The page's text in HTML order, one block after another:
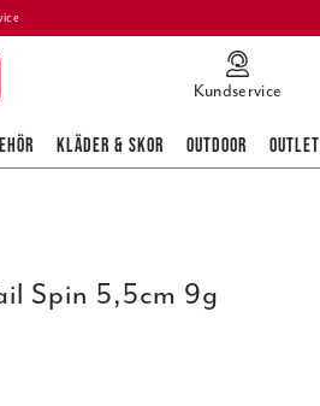
Kundservice
KLÄDER & SKOR OUTDOOR OUTLET
Spin 5,5cm 9g